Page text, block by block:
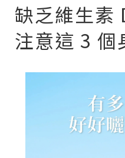
缺乏維生素
注意這 3 個